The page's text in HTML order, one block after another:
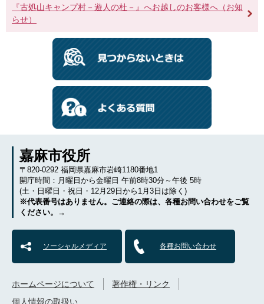
『古処山キャンプ村－遊人の杜－』へお越しのお客様へ（お知
らせ）
嘉麻市役所
〒820-0292 福岡県嘉麻市岩崎1180番地1
開庁時間：月曜日から金曜日 午前8時30分～午後 5時
(土・日曜日・祝日・12月29日から1月3日は除く)
※代表番号はありません。ご連絡の際は、各種お問い合わせをご覧
ください。→
ソーシャルメディア 各種お問い合わせ
ホームページについて
著作権・リンク
個人情報の取扱い